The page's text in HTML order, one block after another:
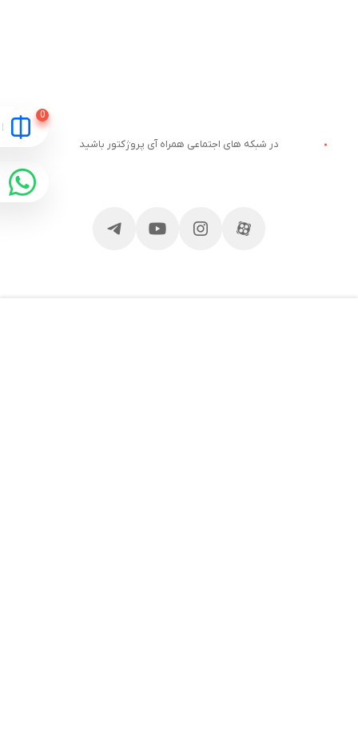
در شبکه های اجتماعی همراه آی پروژکتور باشید